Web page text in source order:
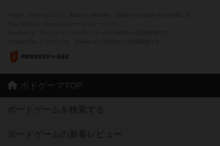
ボドゲーマTOP
ボードゲームを検索する
ボードゲームの新着レビュー